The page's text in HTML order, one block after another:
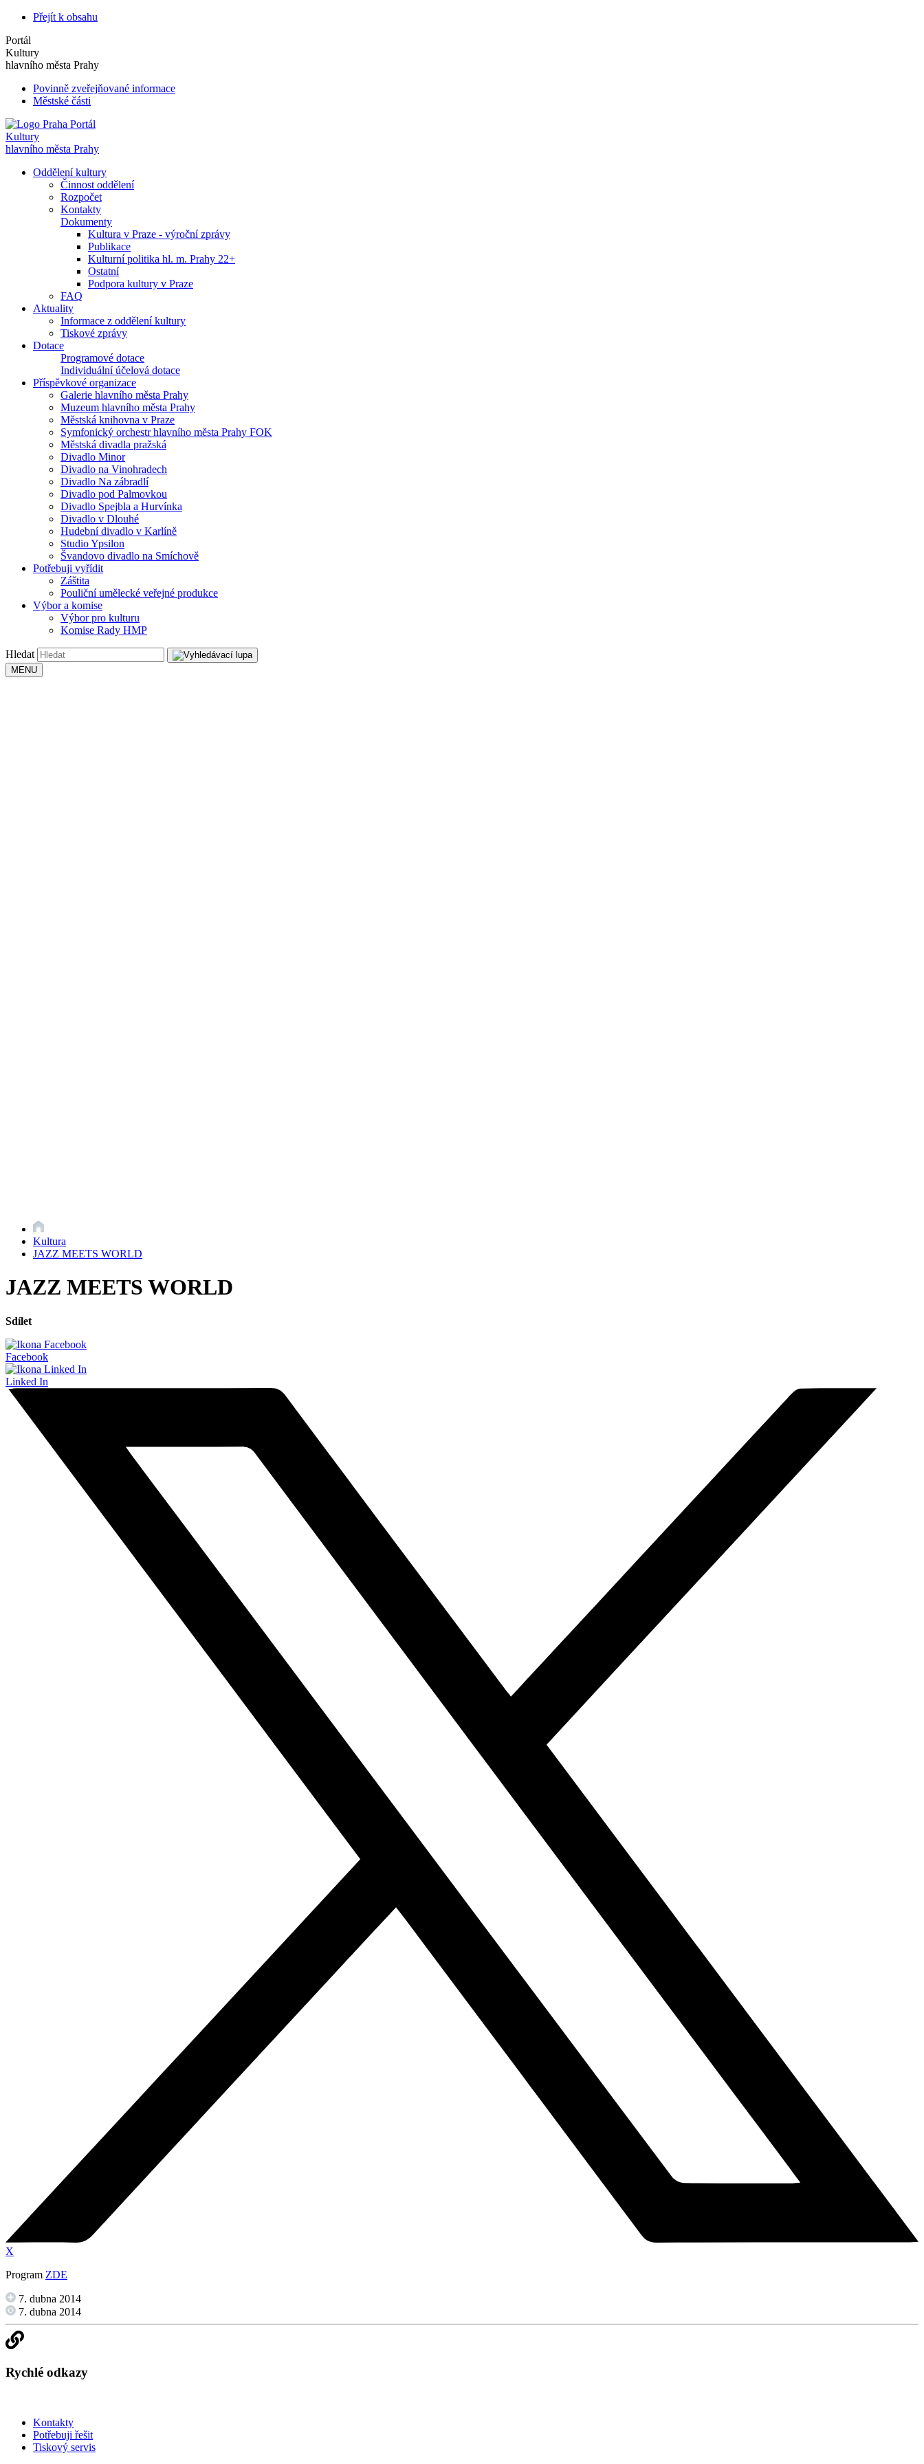
Přejít k obsahu
Portál
Kultury
hlavního města Prahy
Povinně zveřejňované informace
Městské části
Portál
Kultury
hlavního města Prahy
Oddělení kultury
Činnost oddělení
Rozpočet
Kontakty
Dokumenty
Kultura v Praze - výroční zprávy
Publikace
Kulturní politika hl. m. Prahy 22+
Ostatní
Podpora kultury v Praze
FAQ
Aktuality
Informace z oddělení kultury
Tiskové zprávy
Dotace
Programové dotace
Individuální účelová dotace
Příspěvkové organizace
Galerie hlavního města Prahy
Muzeum hlavního města Prahy
Městská knihovna v Praze
Symfonický orchestr hlavního města Prahy FOK
Městská divadla pražská
Divadlo Minor
Divadlo na Vinohradech
Divadlo Na zábradlí
Divadlo pod Palmovkou
Divadlo Spejbla a Hurvínka
Divadlo v Dlouhé
Hudební divadlo v Karlíně
Studio Ypsilon
Švandovo divadlo na Smíchově
Potřebuji vyřídit
Záštita
Pouliční umělecké veřejné produkce
Výbor a komise
Výbor pro kulturu
Komise Rady HMP
Hledat
MENU
Kultura
JAZZ MEETS WORLD
JAZZ MEETS WORLD
Sdílet
Facebook
Linked In
X
Program ZDE
7. dubna 2014
7. dubna 2014
Rychlé odkazy
Kontakty
Potřebuji řešit
Tiskový servis